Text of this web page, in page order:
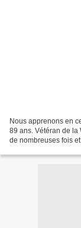
Nous apprenons en
89 ans. Vétéran de la
de nombreuses fois